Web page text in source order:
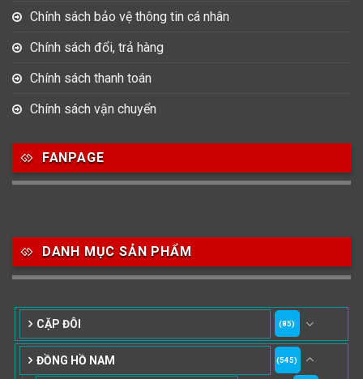
Chính sách bảo vệ thông tin cá nhân
Chính sách đổi, trả hàng
Chính sách thanh toán
Chính sách vận chuyển
FANPAGE
DANH MỤC SẢN PHẨM
CẶP ĐÔI (85)
ĐỒNG HỒ NAM (545)